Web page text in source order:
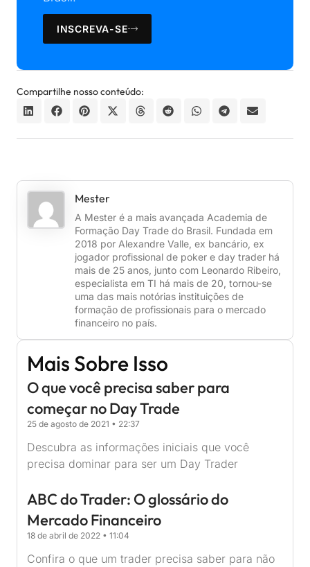
INSCREVA-SE
Compartilhe nosso conteúdo:
Mester
A Mester é a mais avançada Academia de
Formação Day Trade do Brasil. Fundada em
2018 por Alexandre Valle, ex bancário, ex
jogador profissional de poker e day trader há
mais de 25 anos, junto com Leonardo Ribeiro,
especialista em TI há mais de 20, tornou-se
uma das mais notórias instituições de
formação de profissionais para o mercado
financeiro no país.
Mais Sobre Isso
O que você precisa saber para
começar no Day Trade
25 de agosto de 2021 22:37
Descubra as informações iniciais que você
precisa dominar para ser um Day Trader
ABC do Trader: O glossário do
Mercado Financeiro
18 de abril de 2022 11:04
Confira o que um trader precisa saber para não